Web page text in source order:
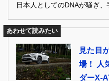
日本人としてのDNAが騒ぎ、
オーバーランドだ！
あわせて読みたい
見た目
場！ 人
ダーX-